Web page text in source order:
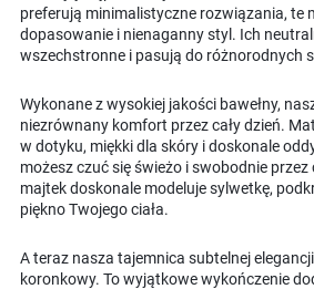
preferują minimalistyczne rozwiązania, te
dopasowanie i nienaganny styl. Ich
wszechstronne i pasują do różnorodnych
Wykonane z wysokiej jakości bawełny,
niezrównany komfort przez cały dzień.
w dotyku, miękki dla skóry i doskonale
możesz czuć się świeżo i swobodnie przez
majtek doskonale modeluje sylwetkę,
piękno Twojego ciała.
A teraz nasza tajemnica subtelnej
koronkowy. To wyjątkowe wykończenie